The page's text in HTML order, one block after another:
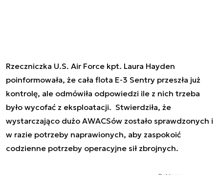
Rzeczniczka U.S. Air Force kpt. Laura Hayden
poinformowała, że cała flota E-3 Sentry przeszła już
kontrolę, ale odmówiła odpowiedzi ile z nich trzeba
było wycofać z eksploatacji. Stwierdziła, że
wystarczająco dużo AWACSów zostało sprawdzonych i
w razie potrzeby naprawionych, aby zaspokoić
codzienne potrzeby operacyjne sił zbrojnych.